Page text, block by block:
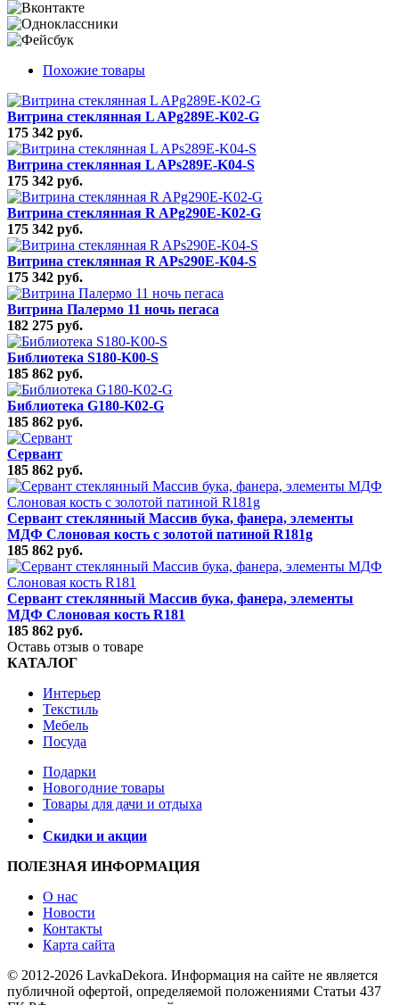
Похожие товары
Витрина стеклянная L APg289E-K02-G
175 342 руб.
Витрина стеклянная L APs289E-K04-S
175 342 руб.
Витрина стеклянная R APg290E-K02-G
175 342 руб.
Витрина стеклянная R APs290E-K04-S
175 342 руб.
Витрина Палермо 11 ночь пегаса
182 275 руб.
Библиотека S180-K00-S
185 862 руб.
Библиотека G180-K02-G
185 862 руб.
Сервант
185 862 руб.
Сервант стеклянный Массив бука, фанера, элементы
МДФ Слоновая кость с золотой патиной R181g
185 862 руб.
Сервант стеклянный Массив бука, фанера, элементы
МДФ Слоновая кость R181
185 862 руб.
Оставь отзыв о товаре
КАТАЛОГ
Интерьер
Текстиль
Мебель
Посуда
Подарки
Новогодние товары
Товары для дачи и отдыха
Скидки и акции
ПОЛЕЗНАЯ ИНФОРМАЦИЯ
О нас
Новости
Контакты
Карта сайта
© 2012-2026 LavkaDekora. Информация на сайте не является
публичной офертой, определяемой положениями Статьи 437